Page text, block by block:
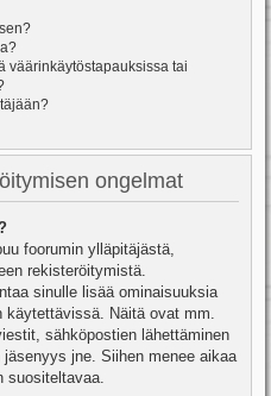
väärinkäytöstapauksissa tai
ongelmat
foorumin ylläpitäjästä,
rekisteröitymistä.
sinulle lisää ominaisuuksia
käytettävissä. Näitä ovat mm.
sähköpostien lähettäminen
jne. Siihen menee aikaa
suositeltavaa.